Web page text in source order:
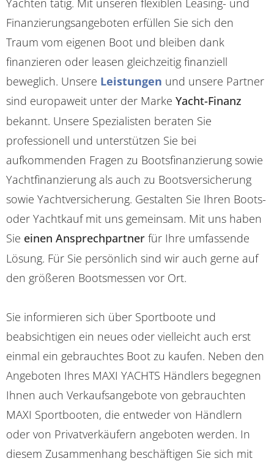
Yachten tätig. Mit unseren flexiblen Leasing- und
Finanzierungsangeboten erfüllen Sie sich den
Traum vom eigenen Boot und bleiben dank
finanzieren oder leasen gleichzeitig finanziell
beweglich. Unsere Leistungen und unsere Partner
sind europaweit unter der Marke Yacht-Finanz
bekannt. Unsere Spezialisten beraten Sie
professionell und unterstützen Sie bei
aufkommenden Fragen zu Bootsfinanzierung sowie
Yachtfinanzierung als auch zu Bootsversicherung
sowie Yachtversicherung. Gestalten Sie Ihren Boots-
oder Yachtkauf mit uns gemeinsam. Mit uns haben
Sie einen Ansprechpartner für Ihre umfassende
Lösung. Für Sie persönlich sind wir auch gerne auf
den größeren Bootsmessen vor Ort.
Sie informieren sich über Sportboote und
beabsichtigen ein neues oder vielleicht auch erst
einmal ein gebrauchtes Boot zu kaufen. Neben den
Angeboten Ihres MAXI YACHTS Händlers begegnen
Ihnen auch Verkaufsangebote von gebrauchten
MAXI Sportbooten, die entweder von Händlern
oder von Privatverkäufern angeboten werden. In
diesem Zusammenhang beschäftigen Sie sich mit